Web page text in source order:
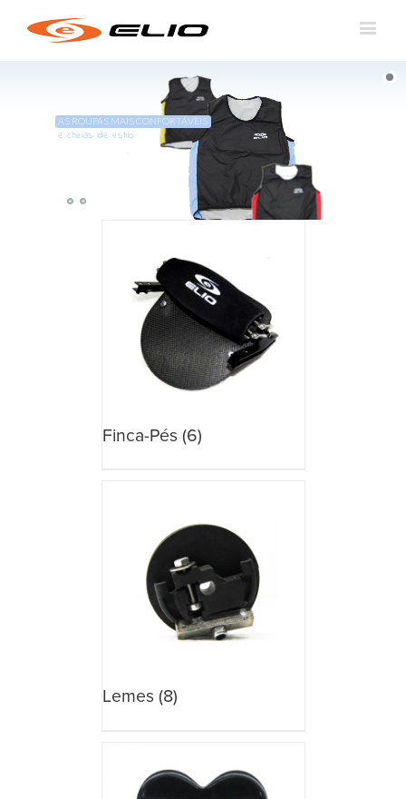
AS ROUPAS MAIS CONFORTÁVEIS
e cheias de estilo
Finca-Pés (6)
Lemes (8)